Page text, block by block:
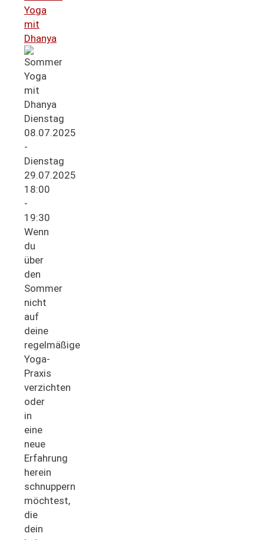
Yoga
mit
Dhanya
Dienstag
08.07.2025
-
Dienstag
29.07.2025
18:00
-
19:30
Wenn
du
über
den
Sommer
nicht
auf
deine
regelmäßige
Yoga-
Praxis
verzichten
oder
in
eine
neue
Erfahrung
herein
schnuppern
möchtest,
die
dein